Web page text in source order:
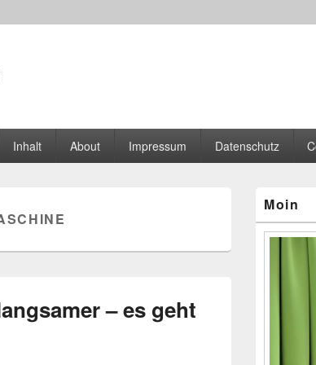
Inhalt About Impressum Datenschutz
– es geht
Seitenleisten-
Moin